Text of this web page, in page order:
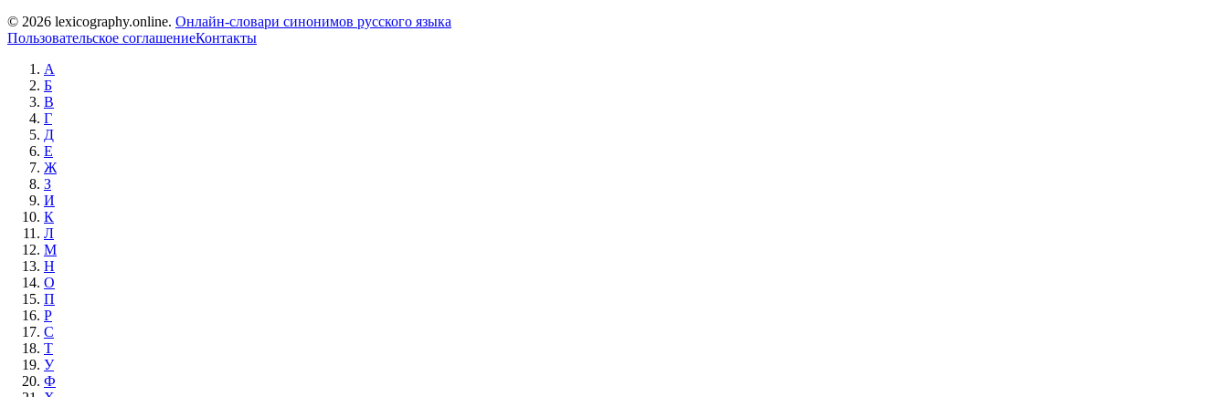
© 2026 lexicography.online. Онлайн-словари синонимов русского языка
Пользовательское соглашениеКонтакты
А
Б
В
Г
Д
Е
Ж
З
И
К
Л
М
Н
О
П
Р
С
Т
У
Ф